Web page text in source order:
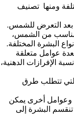
ومنها تصنيف
بعد التعرض للشمس.
من الشمس،
البشرة المختلفة.
عوامل متعلقة
الإفرازات الدهنية،
تتطلب طرق
وعوامل أخرى يمكن
تنقسم البشرة إلى